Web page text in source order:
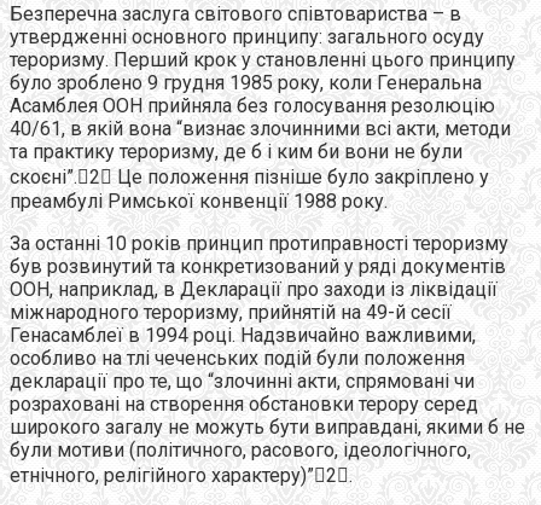
Безперечна заслуга світового співтовариства – в
утвердженні основного принципу: загального осуду
тероризму. Перший крок у становленні цього принципу
було зроблено 9 грудня 1985 року, коли Генеральна
Асамблея ООН прийняла без голосування резолюцію
40/61, в якій вона “визнає злочинними всі акти, методи
та практику тероризму, де б і ким би вони не були
скоєні”.2 Це положення пізніше було закріплено у
преамбулі Римської конвенції 1988 року.
За останні 10 років принцип протиправності тероризму
був розвинутий та конкретизований у ряді документів
ООН, наприклад, в Декларації про заходи із ліквідації
міжнародного тероризму, прийнятій на 49-й сесії
Генасамблеї в 1994 році. Надзвичайно важливими,
особливо на тлі чеченських подій були положення
декларації про те, що “злочинні акти, спрямовані чи
розраховані на створення обстановки терору серед
широкого загалу не можуть бути виправдані, якими б не
були мотиви (політичного, расового, ідеологічного,
етнічного, релігійного характеру)”2.